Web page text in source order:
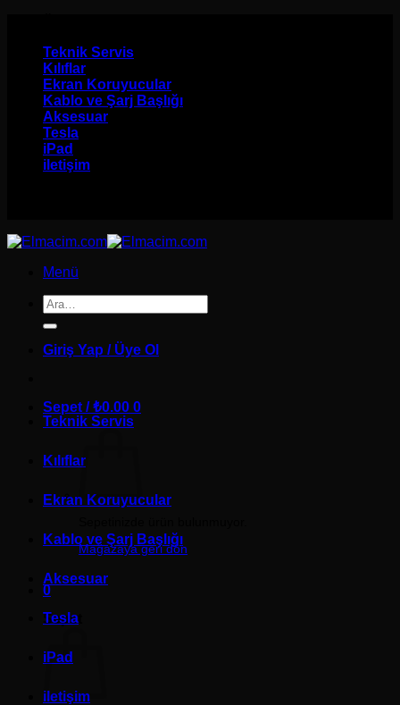
Teknik Servis
Kılıflar
Ekran Koruyucular
Kablo ve Şarj Başlığı
Aksesuar
Tesla
iPad
iletişim
Menü
Ara:
Giriş Yap / Üye Ol
Sepet /₺0.00 0
Mağazaya geri dön
0
Sepet
Teknik Servis
Kılıflar
Ekran Koruyucular
Kablo ve Şarj Başlığı
Aksesuar
Tesla
iPad
iletişim